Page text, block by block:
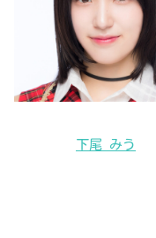
下尾 みう